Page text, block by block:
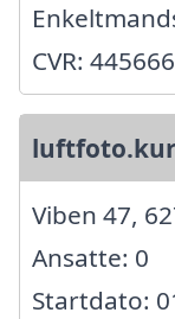
CVR:
Viben 47,
Ansatte: 0
Startdato: